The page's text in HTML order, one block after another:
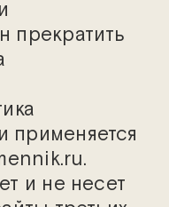
прекратить
применяется
и не несет